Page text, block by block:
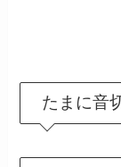
たまに音